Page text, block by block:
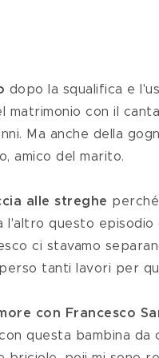
dopo la squalifica e
matrimonio con il
Ma anche della
amico del marito.
alle streghe
l'altro questo
ci stavamo
perso tanti lavori per
con Francesco
questa bambina